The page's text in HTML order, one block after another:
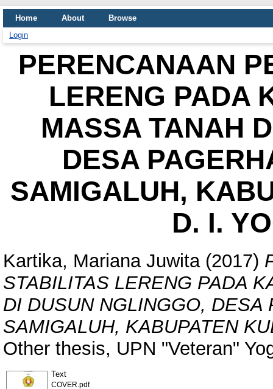
Home About
Browse
Login
PERENCANAAN
LERENG PADA
MASSA TANAH
DESA
SAMIGALUH,
D. I.
Kartika, Mariana Juwita(2017)
STABILITAS LERENG PADA
DI DUSUN NGLINGGO, DESA
SAMIGALUH, KABUPATEN
Other thesis, UPN "Veteran"
Text
COVER.pdf